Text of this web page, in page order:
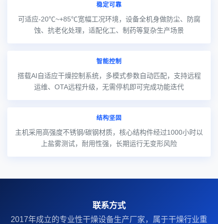
稳定可靠
可适应-20℃~+85℃宽幅工况环境，设备全机身做防尘、防腐
蚀、抗老化处理，适配化工、制药等复杂生产场景
智能控制
搭载AI自适应干燥控制系统，多模式参数自动匹配，支持远程
运维、OTA远程升级，无需停机即可完成功能迭代
结构坚固
主机采用高强度不锈钢/碳钢材质，核心结构件经过1000小时以
上盐雾测试，耐用性强，长期运行无变形风险
联系方式
2017年成立的‌专业性干燥设备生产厂家‌，属于干燥行业重